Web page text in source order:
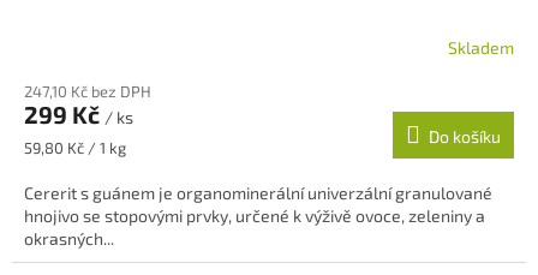
Skladem
247,10 Kč bez DPH
299 Kč / ks
Měrná
59,80 Kč / 1 kg
Do košíku
Cererit s guánem je organominerální univerzální granulované
hnojivo se stopovými prvky, určené k výživě ovoce, zeleniny a
okrasných...